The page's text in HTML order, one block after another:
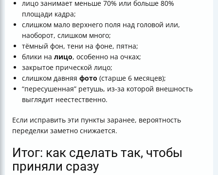
лицо занимает меньше 70% или больше 80%
площади кадра;
слишком мало верхнего поля над головой или,
наоборот, слишком много;
тёмный фон, тени на фоне, пятна;
блики на лицо, особенно на очках;
закрытое прической лицо;
слишком давняя фото (старше 6 месяцев);
“пересушенная” ретушь, из‑за которой внешность
выглядит неестественно.
Если исправить эти пункты заранее, вероятность
переделки заметно снижается.
Итог: как сделать так, чтобы
приняли сразу